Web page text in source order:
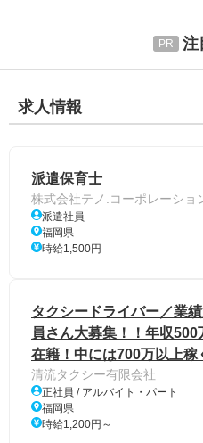
注
求人情報
派遣保育士
株式会社テノ.コーポレーショ
派遣社員
福岡県
時給1,500円
タクシードライバー／業
員さん大募集！！年収
在籍！中には700万以上稼
清流タクシー有限会社
正社員 / アルバイト・パート
福岡県
時給1,200円～